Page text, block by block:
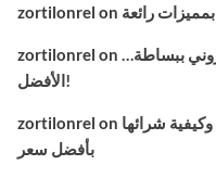
zortilonrel on
zortilonrel on ببساطة…
الأفضل!
zortilonrel on شرائها
بأفضل سعر